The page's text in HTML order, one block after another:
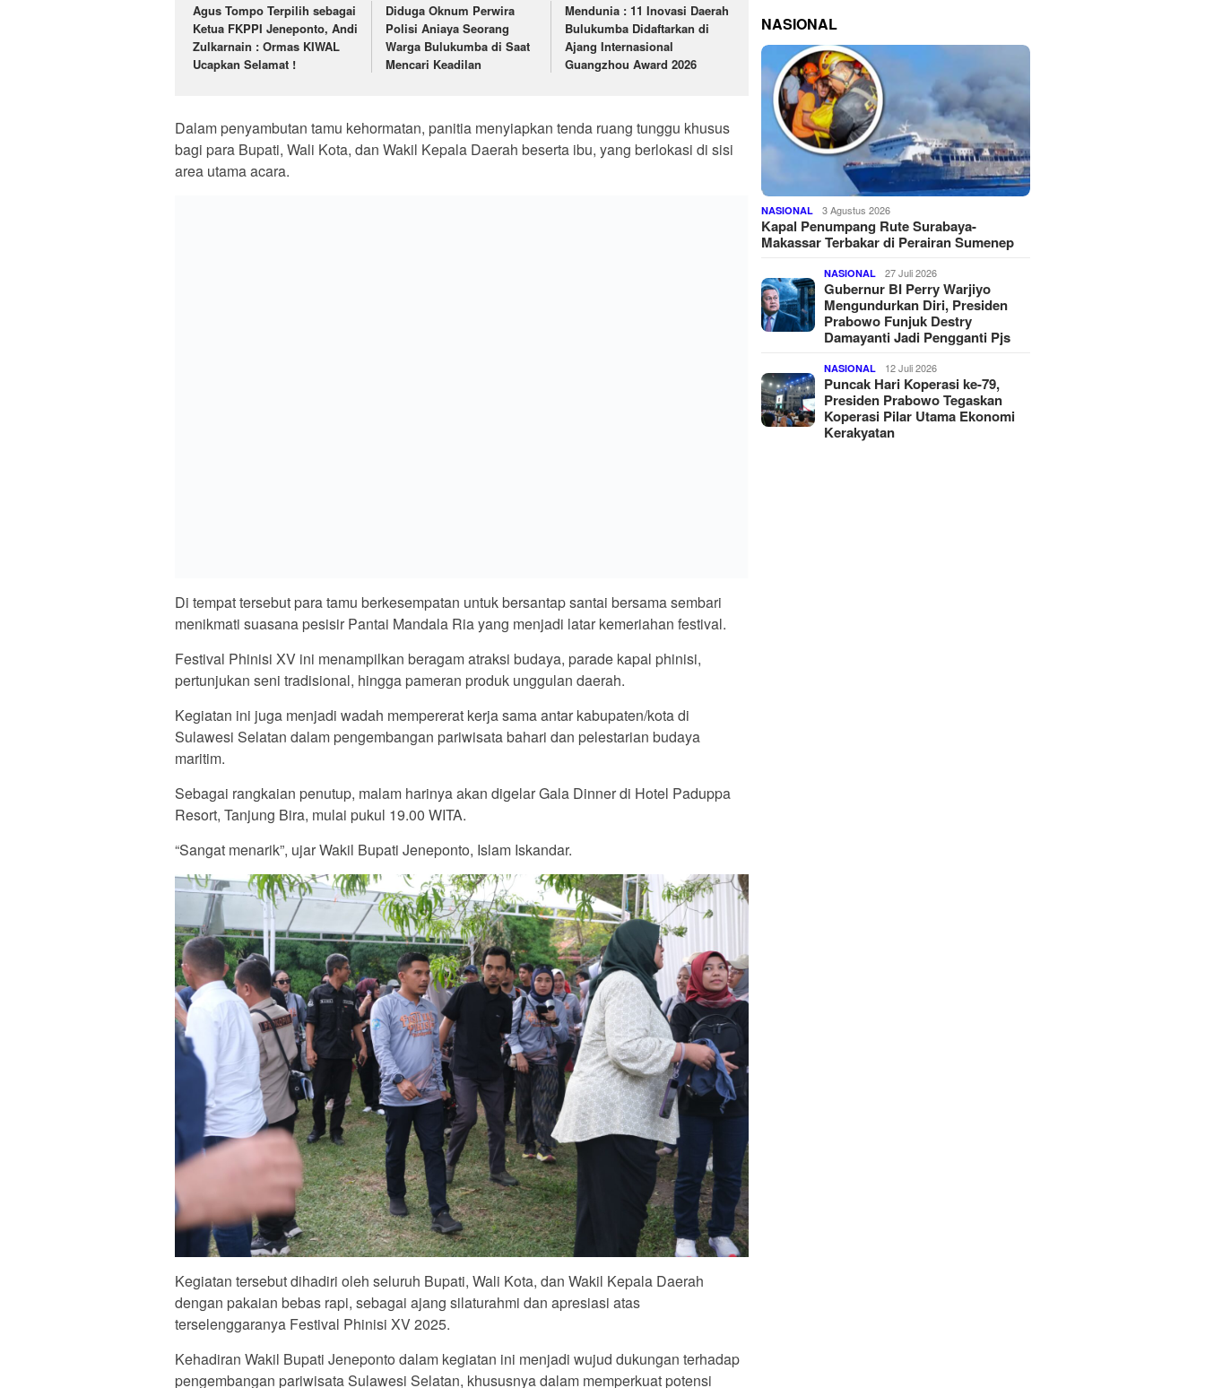
Agus Tompo Terpilih sebagai
Ketua FKPPI Jeneponto, Andi
Zulkarnain : Ormas KIWAL
Ucapkan Selamat !
Diduga Oknum Perwira
Polisi Aniaya Seorang
Warga Bulukumba di Saat
Mencari Keadilan
Mendunia : 11 Inovasi Daerah
Bulukumba Didaftarkan di
Ajang Internasional
Guangzhou Award 2026
Dalam penyambutan tamu kehormatan, panitia menyiapkan tenda ruang tunggu khusus
bagi para Bupati, Wali Kota, dan Wakil Kepala Daerah beserta ibu, yang berlokasi di sisi
area utama acara.
Di tempat tersebut para tamu berkesempatan untuk bersantap santai bersama sembari
menikmati suasana pesisir Pantai Mandala Ria yang menjadi latar kemeriahan festival.
Festival Phinisi XV ini menampilkan beragam atraksi budaya, parade kapal phinisi,
pertunjukan seni tradisional, hingga pameran produk unggulan daerah.
Kegiatan ini juga menjadi wadah mempererat kerja sama antar kabupaten/kota di
Sulawesi Selatan dalam pengembangan pariwisata bahari dan pelestarian budaya
maritim.
Sebagai rangkaian penutup, malam harinya akan digelar Gala Dinner di Hotel Paduppa
Resort, Tanjung Bira, mulai pukul 19.00 WITA.
“Sangat menarik”, ujar Wakil Bupati Jeneponto, Islam Iskandar.
Kegiatan tersebut dihadiri oleh seluruh Bupati, Wali Kota, dan Wakil Kepala Daerah
dengan pakaian bebas rapi, sebagai ajang silaturahmi dan apresiasi atas
terselenggaranya Festival Phinisi XV 2025.
Kehadiran Wakil Bupati Jeneponto dalam kegiatan ini menjadi wujud dukungan terhadap
pengembangan pariwisata Sulawesi Selatan, khususnya dalam memperkuat potensi
NASIONAL
NASIONAL 3 Agustus 2026
Kapal Penumpang Rute Surabaya-
Makassar Terbakar di Perairan Sumenep
NASIONAL 27 Juli 2026
Gubernur BI Perry Warjiyo
Mengundurkan Diri, Presiden
Prabowo Funjuk Destry
Damayanti Jadi Pengganti Pjs
NASIONAL 12 Juli 2026
Puncak Hari Koperasi ke-79,
Presiden Prabowo Tegaskan
Koperasi Pilar Utama Ekonomi
Kerakyatan